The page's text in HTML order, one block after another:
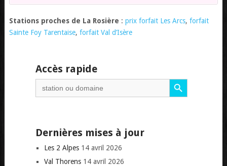
Stations proches de La Rosière : prix forfait Les Arcs, forfait
Sainte Foy Tarentaise, forfait Val d’Isère
Accès rapide
Search
for:
Search Button
Dernières mises à jour
Les 2 Alpes 14 avril 2026
Val Thorens 14 avril 2026